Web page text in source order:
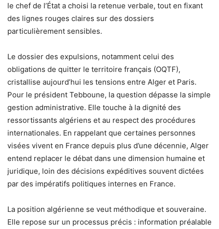
le chef de l’État a choisi la retenue verbale, tout en fixant
des lignes rouges claires sur des dossiers
particulièrement sensibles.
Le dossier des expulsions, notamment celui des
obligations de quitter le territoire français (OQTF),
cristallise aujourd’hui les tensions entre Alger et Paris.
Pour le président Tebboune, la question dépasse la simple
gestion administrative. Elle touche à la dignité des
ressortissants algériens et au respect des procédures
internationales. En rappelant que certaines personnes
visées vivent en France depuis plus d’une décennie, Alger
entend replacer le débat dans une dimension humaine et
juridique, loin des décisions expéditives souvent dictées
par des impératifs politiques internes en France.
La position algérienne se veut méthodique et souveraine.
Elle repose sur un processus précis : information préalable